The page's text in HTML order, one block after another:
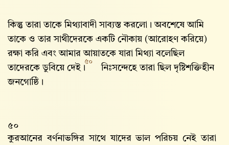
কিন্তু তারা তাকে মিথ্যাবাদী সাব্যস্ত করলো। অবশেষে আমি
তাকে ও তার সাথীদেরকে একটি নৌকায় (আরোহণ করিয়ে)
রক্ষা করি এবং আমার আয়াতকে যারা মিথ্যা বলেছিল
তাদেরকে ডুবিয়ে দেই।
৫০
নিঃসন্দেহে তারা ছিল দৃষ্টিশক্তিহীন
জনগোষ্ঠি।
৫০
কুরআনের বর্ণনাভঙ্গির সাথে যাদের ভাল পরিচয় নেই তারা